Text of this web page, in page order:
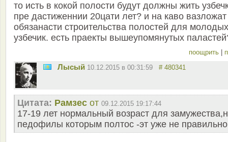
то исть в кокой полости будут должны жить
пре дастиженнии 20цати лет? и на каво вазложат
обязанасти строительства полостей для молодых
узбечик. есть праекты вышеупомянутых
поощрить
Лысый 10.12.2015 в 00:31:59 # 480341
Цитата: Рамзес от 09.12.2015 19:17:44
17-19 лет нормальный возраст для
педофилы которым полтос -эт уже не